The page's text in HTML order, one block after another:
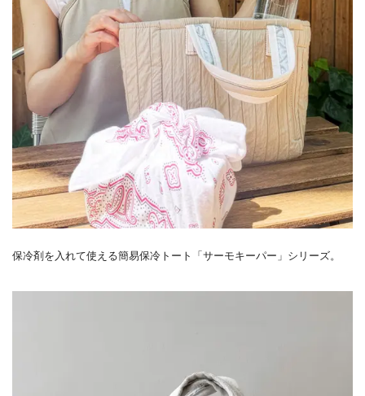
保冷剤を入れて使える簡易保冷トート「サーモキーパー」シリーズ。